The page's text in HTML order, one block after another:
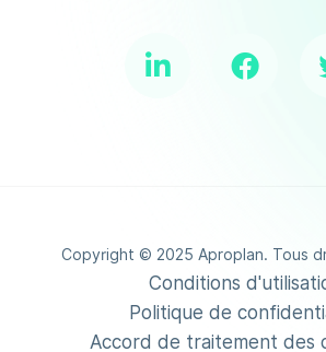
Copyright © 2025 Aproplan. Tous
Conditions
Politique de
Accord de traitement des